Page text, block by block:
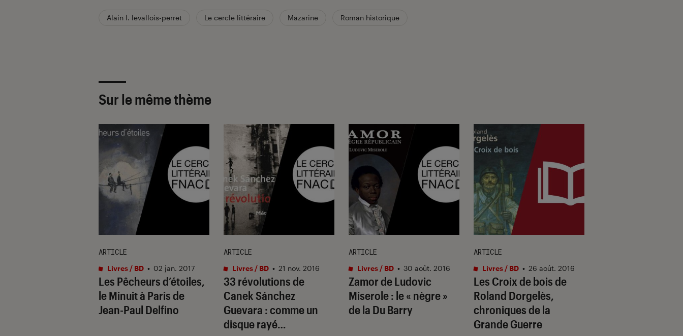
Alain l. levallois-perret Le cercle littéraire Mazarine Roman historique
Sur le même thème
Les Pêcheurs d’étoiles,
le Minuit à Paris de
Jean-Paul Delfino
ARTICLE
Livres / BD • 02 jan. 2017
33 révolutions de
Canek Sánchez
Guevara : comme un
disque rayé…
ARTICLE
Livres / BD • 21 nov. 2016
Zamor de Ludovic
Miserole : le « nègre »
de la Du Barry
ARTICLE
Livres / BD • 30 août. 2016
Les Croix de bois de
Roland Dorgelès,
chroniques de la
Grande Guerre
ARTICLE
Livres / BD • 26 août. 2016